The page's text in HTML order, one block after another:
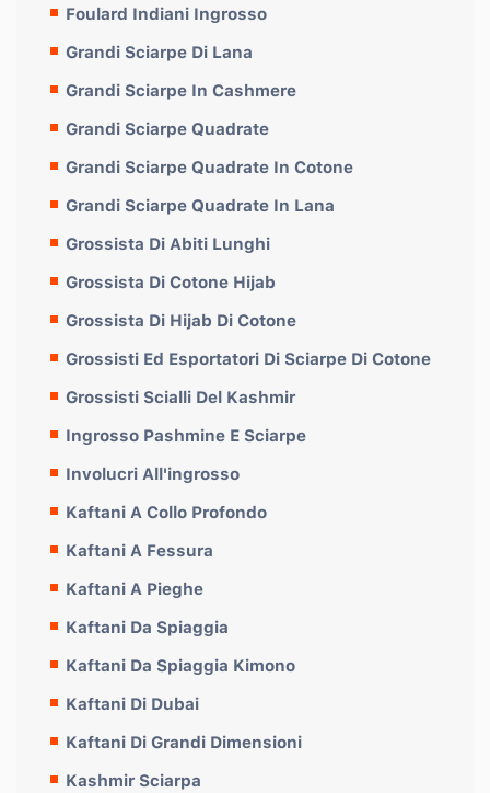
Foulard Indiani Ingrosso
Grandi Sciarpe Di Lana
Grandi Sciarpe In Cashmere
Grandi Sciarpe Quadrate
Grandi Sciarpe Quadrate In Cotone
Grandi Sciarpe Quadrate In Lana
Grossista Di Abiti Lunghi
Grossista Di Cotone Hijab
Grossista Di Hijab Di Cotone
Grossisti Ed Esportatori Di Sciarpe Di Cotone
Grossisti Scialli Del Kashmir
Ingrosso Pashmine E Sciarpe
Involucri All'ingrosso
Kaftani A Collo Profondo
Kaftani A Fessura
Kaftani A Pieghe
Kaftani Da Spiaggia
Kaftani Da Spiaggia Kimono
Kaftani Di Dubai
Kaftani Di Grandi Dimensioni
Kashmir Sciarpa